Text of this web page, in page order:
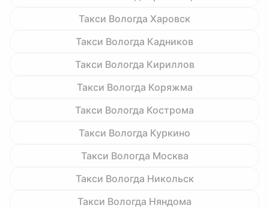
Такси Вологда Харовск
Такси Вологда Кадников
Такси Вологда Кириллов
Такси Вологда Коряжма
Такси Вологда Кострома
Такси Вологда Куркино
Такси Вологда Москва
Такси Вологда Никольск
Такси Вологда Няндома